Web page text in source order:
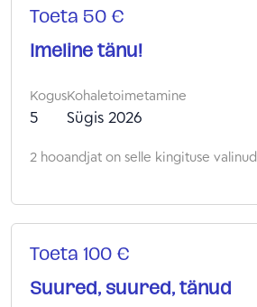
Toeta 50 €
Imeline tänu!
Kogus
5
Kohaletoimetamine
Sügis 2026
2 hooandjat on selle kingituse valinud
Toeta 100 €
Suured, suured, tänud